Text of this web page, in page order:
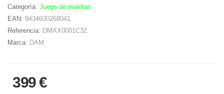
Categoría: Juego de maletas
EAN: 8434600268041
Referencia: DMAX0001C32
Marca: DAM
399 €